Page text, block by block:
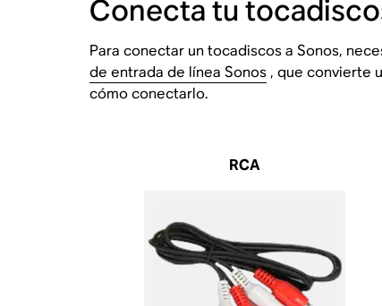
Conecta tu
Para conectar un tocadiscos a Sonos,
de entrada de línea Sonos, que convierte
cómo conectarlo.
RCA